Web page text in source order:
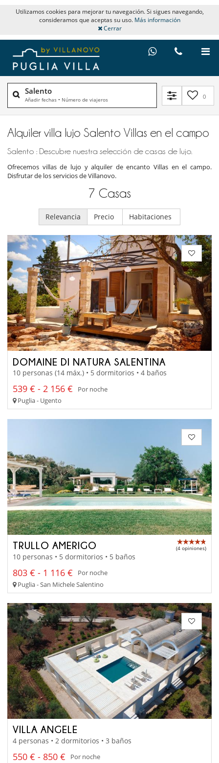
Utilizamos cookies para mejorar tu navegación. Si sigues navegando,
consideramos que aceptas su uso. Más información
Cerrar
Salento
Añadir fechas • Número de viajeros 0
Alquiler villa lujo Salento Villas en el campo
Salento : Descubre nuestra selección de casas de lujo.
Ofrecemos villas de lujo y alquiler de encanto Villas en el campo.
Disfrutar de los servicios de Villanovo.
7 Casas
Relevancia Precio Habitaciones
DOMAINE DI NATURA SALENTINA
10 personas (14 máx.) • 5 dormitorios • 4 baños
539 € - 2 156 €
Por noche
Puglia - Ugento
TRULLO AMERIGO (4 opiniones)
10 personas • 5 dormitorios • 5 baños
803 € - 1 116 €
Por noche
Puglia - San Michele Salentino
VILLA ANGELE
4 personas • 2 dormitorios • 3 baños
550 € - 850 €
Por noche